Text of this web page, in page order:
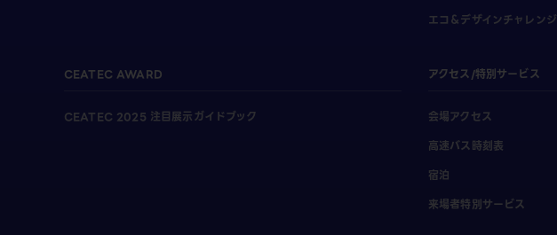
エコ＆デザインチャレンジ
CEATEC AWARD
CEATEC 2025 注目展示ガイドブック
アクセス/特別サービス
会場アクセス
高速バス時刻表
宿泊
来場者特別サービス